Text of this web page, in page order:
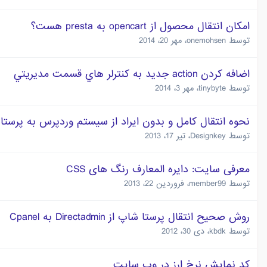
امکان انتقال محصول از opencart به presta هست؟
توسط onemohsen، مهر 20، 2014
اضافه كردن action جديد به كنترلر هاي قسمت مديريتي
توسط tinybyte، مهر 3، 2014
نحوه انتقال کامل و بدون ایراد از سیستم وردپرس به
توسط Designkey، تیر 17، 2013
معرفی سایت: دایره المعارف رنگ های CSS
توسط member99، فروردین 22، 2013
روش صحیح انتقال پرستا شاپ از Directadmin به Cpanel
توسط kbdk، دی 30، 2012